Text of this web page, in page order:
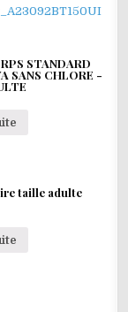
STANDARD
SANS CHLORE -
taille adulte